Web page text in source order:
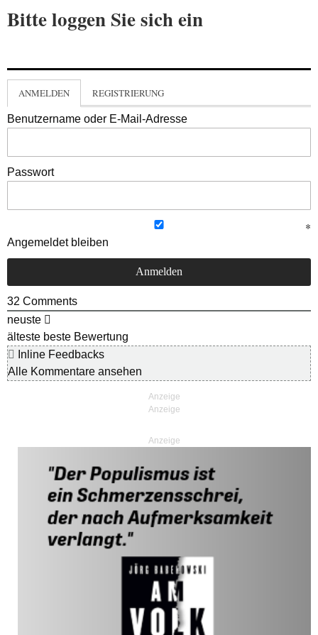
Bitte loggen Sie sich ein
ANMELDEN REGISTRIERUNG
Benutzername oder E-Mail-Adresse
Passwort
Angemeldet bleiben
32 Comments
neuste
älteste beste Bewertung
Inline Feedbacks
Alle Kommentare ansehen
Anzeige